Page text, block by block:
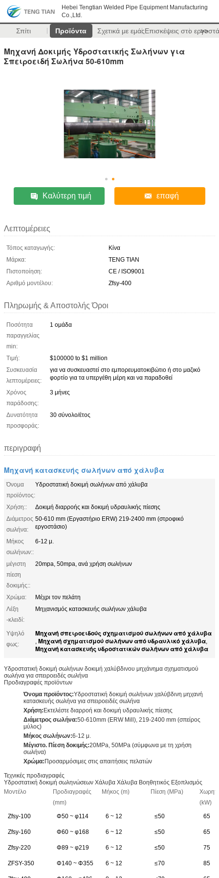
Hebei Tengtian Welded Pipe Equipment Manufacturing
Co.,Ltd.
Σπίτι Προϊόντα Σχετικά με εμάςΕπισκέψεις στο >>
Μηχανή Δοκιμής Υδροστατικής Σωλήνων για
Σπειροειδή Σωλήνα 50-610mm
Καλύτερη τιμή επαφή
Λεπτομέρειες
Τόπος καταγωγής:
Κίνα
Μάρκα:
TENG TIAN
Πιστοποίηση:
CE / ISO9001
Αριθμό μοντέλου:
Zfsy-400
Πληρωμής & Αποστολής Όροι
Ποσότητα
παραγγελίας
min:
1 ομάδα
Τιμή:
$100000 to $1 million
Συσκευασία
λεπτομέρειες:
για να συσκευαστεί στο εμπορευματοκιβώτιο ή στο μαζικό
φορτίο για τα υπεργέθη μέρη και να παραδοθεί
Χρόνος
παράδοσης:
3 μήνες
Δυνατότητα
προσφοράς:
30 σύνολο/έτος
περιγραφή
Μηχανή κατασκευής σωλήνων από χάλυβα
Όνομα
προϊόντος:
Υδροστατική δοκιμή σωλήνων από χάλυβα
Χρήση::
Δοκιμή διαρροής και δοκιμή υδραυλικής πίεσης
Διάμετρος
σωλήνα:
50-610 mm (Εργαστήριο ERW) 219-2400 mm (στροφικό
εργοστάσιο)
Μήκος
σωλήνων::
6-12 μ.
μέγιστη
πίεση
δοκιμής::
20mpa, 50mpa, ανά χρήση σωλήνων
Χρώμα:
Μέχρι τον πελάτη
Λέξη
-κλειδί:
Μηχανισμός κατασκευής σωλήνων χάλυβα
Υψηλό
φως:
Μηχανή σπειροειδούς σχηματισμού σωλήνων από χάλυβα
, Μηχανή σχηματισμού σωλήνων από υδραυλικό χάλυβα,
Μηχανή κατασκευής υδροστατικών σωλήνων από χάλυβα
Υδροστατική δοκιμή σωλήνων δοκιμή χαλύβδινου μηχάνημα σχηματισμού
σωλήνα για σπειροειδές σωλήνα
Προδιαγραφές προϊόντων
Όνομα προϊόντος:Υδροστατική δοκιμή σωλήνων χαλύβδινη μηχανή
κατασκευής σωλήνα για σπειροειδές σωλήνα
Χρήση:Εκτελέστε διαρροή και δοκιμή υδραυλικής πίεσης
Διάμετρος σωλήνα:50-610mm (ERW Mill), 219-2400 mm (σπείρος
μύλος)
Μήκος σωλήνων:6-12 μ.
Μέγιστο. Πίεση δοκιμής:20MPa, 50MPa (σύμφωνα με τη χρήση
σωλήνα)
Χρώμα:Προσαρμόσιμες στις απαιτήσεις πελατών
Τεχνικές προδιαγραφές
Υδροστατική δοκιμή σωληνώσεων Χάλυβα Χάλυβα Βοηθητικός Εξοπλισμός
Μοντέλο
Προδιαγραφές
(mm)
Μήκος (m) Πίεση (MPa)
(kW)
Zfsy-100
Φ50 ~ φ114 6 ~ 12 ≤50 65
Zfsy-160 Φ60 ~ φ168 6 ~ 12 ≤50 65
Zfsy-220 Φ89 ~ φ219 6 ~ 12 ≤50 75
ZFSY-350 Φ140 ~ Φ355 6 ~ 12 ≤70 85